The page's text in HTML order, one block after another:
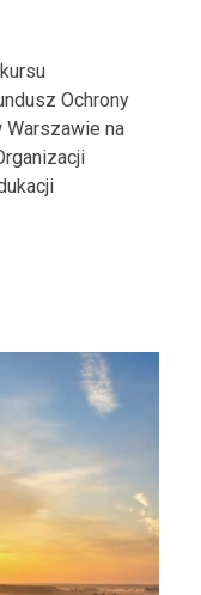
Ochrony
Warszawie na